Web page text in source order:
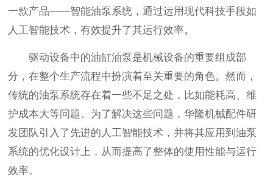
一款产品——智能油泵系统，通过运用现代科技手段如
人工智能技术，有效提升了其运行效率。
驱动设备中的油缸油泵是机械设备的重要组成部
分，在整个生产流程中扮演着至关重要的角色。然而，
传统的油泵系统存在着一些不足之处，比如能耗高、维
护成本大等问题。为了解决这些问题，华隆机械配件研
发团队引入了先进的人工智能技术，并将其应用到油泵
系统的优化设计上，从而提高了整体的使用性能与运行
效率。